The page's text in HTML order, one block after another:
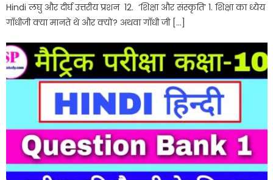
Hindi लघु और दीर्घ उत्तरीय प्रशन 12. ‘शिक्षा और संस्कृति’ 1. शिक्षा का ध्येय
गाँधीजी क्या मानते थे और क्यों? अथवा गाँधी जी […]